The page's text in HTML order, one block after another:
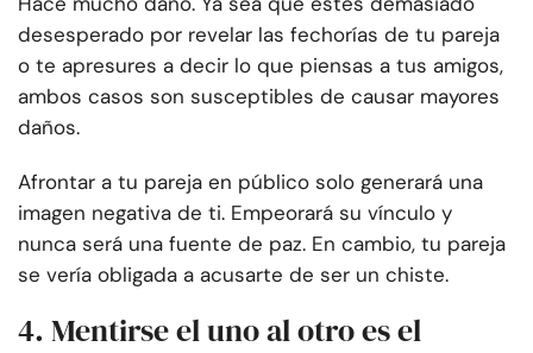
desesperado por revelar las fechorías de tu pareja
o te apresures a decir lo que piensas a tus amigos,
ambos casos son susceptibles de causar mayores
daños.
Afrontar a tu pareja en público solo generará una
imagen negativa de ti. Empeorará su vínculo y
nunca será una fuente de paz. En cambio, tu pareja
se vería obligada a acusarte de ser un chiste.
4. Mentirse el uno al otro es el